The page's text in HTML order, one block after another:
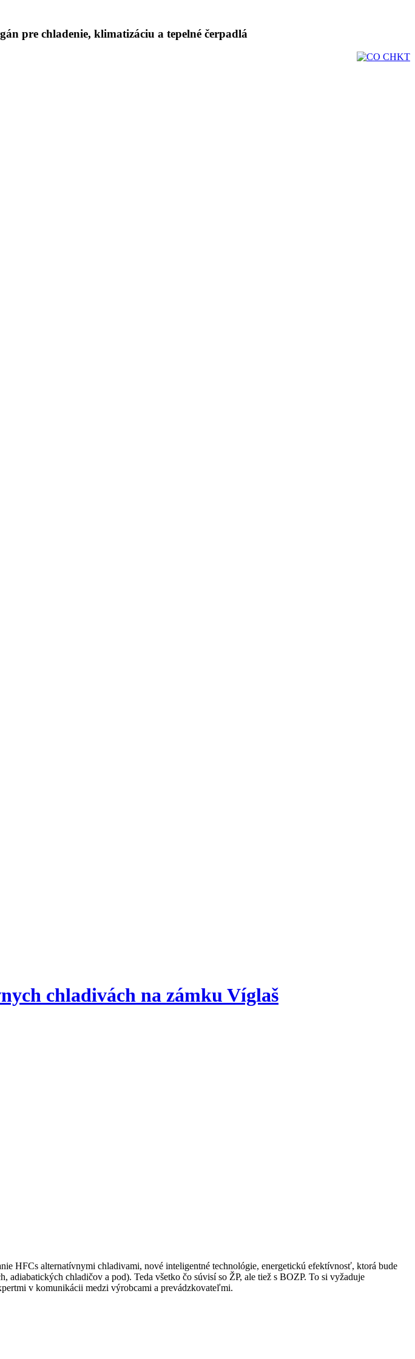
chladivách na zámku Víglaš
HFCs alternatívnymi chladivami, nové inteligentné technológie, energetickú efektívnosť, ktorá bude
chladičov a pod). Teda všetko čo súvisí so ŽP, ale tiež s BOZP. To si vyžaduje
v komunikácii medzi výrobcami a prevádzkovateľmi.